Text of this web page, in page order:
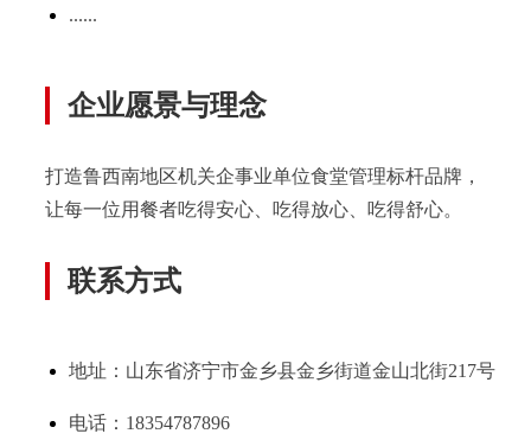
......
企业愿景与理念
打造鲁西南地区机关企事业单位食堂管理标杆品牌，
让每一位用餐者吃得安心、吃得放心、吃得舒心。
联系方式
地址： 山东省济宁市金乡县金乡街道金山北街217号
电话：18354787896